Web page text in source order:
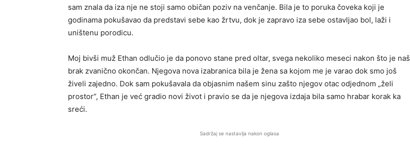
sam znala da iza nje ne stoji samo običan poziv na venčanje. Bila je to poruka čoveka koji je
godinama pokušavao da predstavi sebe kao žrtvu, dok je zapravo iza sebe ostavljao bol, laži i
uništenu porodicu.
Moj bivši muž Ethan odlučio je da ponovo stane pred oltar, svega nekoliko meseci nakon što je naš
brak zvanično okončan. Njegova nova izabranica bila je žena sa kojom me je varao dok smo još
živeli zajedno. Dok sam pokušavala da objasnim našem sinu zašto njegov otac odjednom „želi
prostor“, Ethan je već gradio novi život i pravio se da je njegova izdaja bila samo hrabar korak ka
sreći.
Sadržaj se nastavlja nakon oglasa